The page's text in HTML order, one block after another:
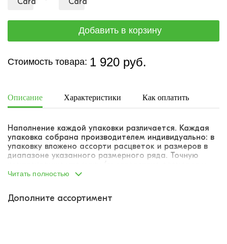
Стоимость товара: 1 920 руб.
Описание Характеристики Как оплатить
Наполнение каждой упаковки различается. Каждая
упаковка собрана производителем индивидуально: в
упаковку вложено ассорти расцветок и размеров в
диапазоне указанного размерного ряда. Точную
расцветок) указать не представляется возможным.
Читать полностью
Дополните ассортимент